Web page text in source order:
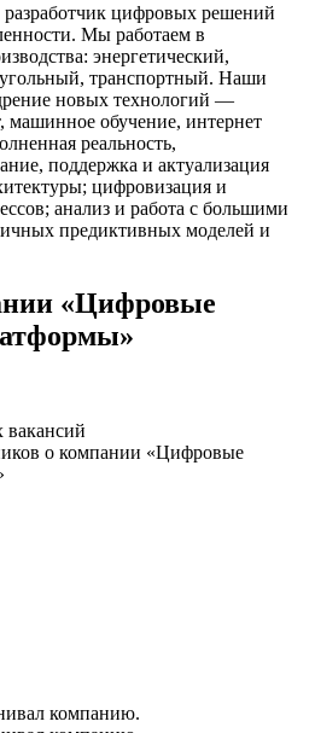
цифровых решений
Мы работаем в
энергетический,
транспортный. Наши
новых технологий —
машинное обучение, интернет
реальность,
поддержка и актуализация
цифровизация и
анализ и работа с большими
предиктивных моделей и
«Цифровые
о компании «Цифровые
компанию.